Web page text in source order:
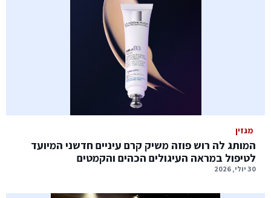
מגזין
המותג לה רוש פוזה משיק קרם עיניים חדשני המיועד
לטיפול במראה העיגולים הכהים והקמטים
30 יולי, 2026